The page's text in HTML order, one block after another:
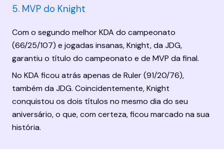
5. MVP do Knight
Com o segundo melhor KDA do campeonato
(66/25/107) e jogadas insanas, Knight, da JDG,
garantiu o título do campeonato e de MVP da final.
No KDA ficou atrás apenas de Ruler (91/20/76),
também da JDG. Coincidentemente, Knight
conquistou os dois títulos no mesmo dia do seu
aniversário, o que, com certeza, ficou marcado na sua
história.